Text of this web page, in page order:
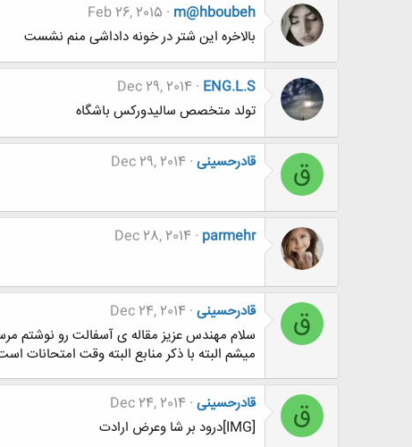
m@hboubeh
Feb 26, 2015
بالاخره این شتر در خونه داداشی منم نشست
ENG.L.S
Dec 29, 2014
تولد متخصص سالیدورکس باشگاه
ق قادرحسینی Dec 29, 2014
parmehr
Dec 28, 2014
ق قادرحسینی Dec 24, 2014
سلام مهندس عزیز مقاله ی آسفالت رو نوشتم
میشم البته با ذکر منابع البته وقت
ق قادرحسینی Dec 24, 2014
[IMG]درود بر شا وعرض ارادت